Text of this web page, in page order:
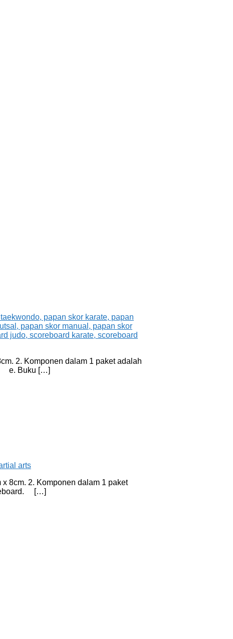
2. Komponen dalam 1 paket adalah
e. Buku […]
8cm. 2. Komponen dalam 1 paket
[…]